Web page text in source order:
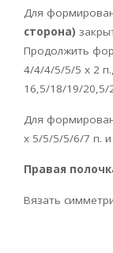
Для
сторона)
Продолжить
4/4/4/5/5/5 х 2
16,5/18/19/20,5/
Для
х 5/5/5/5/6/7 п.
Правая
Вязать